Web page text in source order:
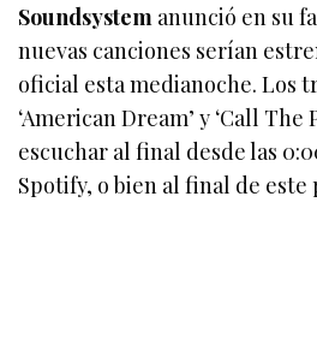
Soundsystem anunció en su
nuevas canciones serían
oficial esta medianoche. Los
‘American Dream’ y ‘Call The
escuchar al final desde las
Spotify, o bien al final de este